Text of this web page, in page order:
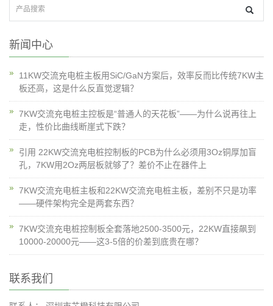
新闻中心
11KW交流充电桩主板用SiC/GaN方案后，效率反而比传统7KW主
板还高，这是什么反直觉逻辑？
7KW交流充电桩主控板是“普通人的天花板”——为什么说再往上
走，性价比曲线断崖式下跌？
引用 22KW交流充电桩控制板的PCB为什么必须用3Oz铜厚加盲
孔，7KW用2Oz两层板就够了？差价不止在器件上
7KW交流充电桩主板和22KW交流充电桩主板，差别不只是功率
——硬件架构完全是两套东西？
7KW交流充电桩控制板全套落地2500-3500元，22KW直接飙到
10000-20000元——这3-5倍的价差到底贵在哪？
联系我们